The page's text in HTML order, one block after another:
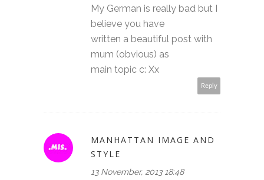
My German is really bad but I
believe you have
written a beautiful post with
mum (obvious) as
main topic c: Xx
Reply
MANHATTAN IMAGE AND
STYLE
13 November, 2013 18:48